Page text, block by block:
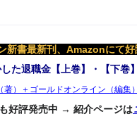
新書最新刊、Amazonにて好
た退職金【上巻】・【下巻】
著）＋ゴールドオンライン（編集）
好評発売中 → 紹介ページは